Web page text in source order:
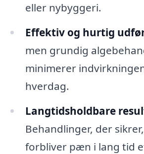
eller nybyggeri.
Effektiv og hurtig
men grundig
minimerer
hverdag.
Langtidsholdbare
Behandlinger, der
forbliver pæn i lang tid